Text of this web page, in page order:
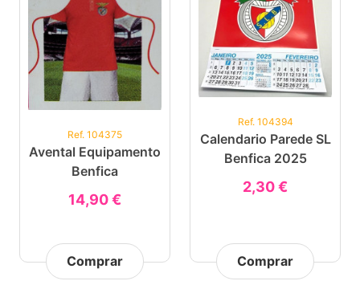
Ref. 104375
Avental Equipamento
Benfica
14,90 €
Comprar
Ref. 104394
Calendario Parede SL
Benfica 2025
2,30 €
Comprar